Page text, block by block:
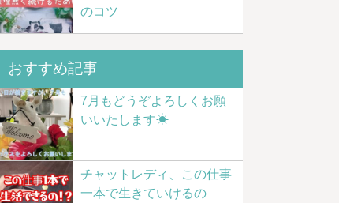
のコツ
おすすめ記事
7月もどうぞよろしくお願
いいたします☀
チャットレディ、この仕事
一本で生きていけるの